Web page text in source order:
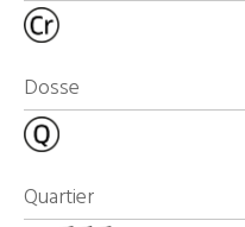
Dosse
Quartier